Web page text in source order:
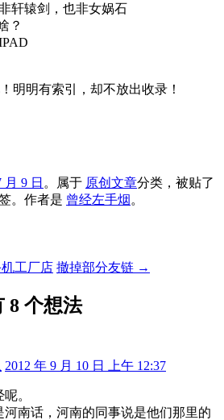
轩辕剑，也非女娲石
？
明明有索引，却不放出收录！
月 9 日 。属于 原创文章分类，被贴了
。 作者是 曾经左手烟。
工厂店 撤掉部分友链 →
8 个想法
2012 年 9 月 10 日 上午 12:37
。
河南话，河南的同事说是他们那里的